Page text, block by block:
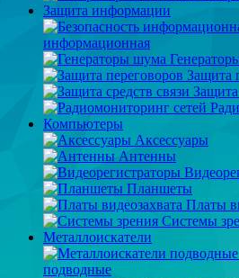
Защита информации
информационная
Защита
Защита
Компьютеры
Аксессуары
Антенны
Планшеты
Платы
Системы
Металлоискатели
подводные